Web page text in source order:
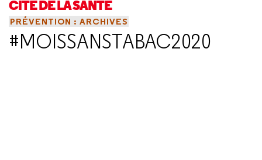
CITÉ DE LA SANTÉ
PRÉVENTION : ARCHIVES
#MOISSANSTABAC2020